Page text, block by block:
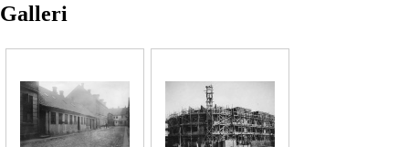
Galleri